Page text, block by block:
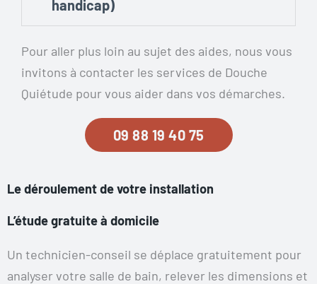
handicap)
Pour aller plus loin au sujet des aides, nous vous
invitons à contacter les services de Douche
Quiétude pour vous aider dans vos démarches.
09 88 19 40 75
Le déroulement de votre installation
L’étude gratuite à domicile
Un technicien-conseil se déplace gratuitement pour
analyser votre salle de bain, relever les dimensions et